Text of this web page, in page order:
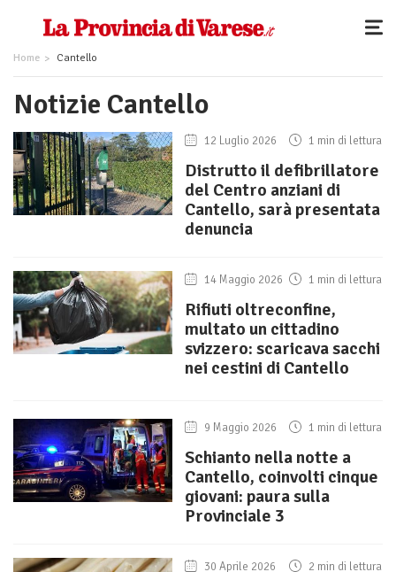
Home Cantello
Notizie Cantello
12 Luglio 2026 1 min di lettura
Distrutto il defibrillatore
del Centro anziani di
Cantello, sarà presentata
denuncia
14 Maggio 2026 1 min di lettura
Rifiuti oltreconfine,
multato un cittadino
svizzero: scaricava sacchi
nei cestini di Cantello
9 Maggio 2026 1 min di lettura
Schianto nella notte a
Cantello, coinvolti cinque
giovani: paura sulla
Provinciale 3
30 Aprile 2026 2 min di lettura